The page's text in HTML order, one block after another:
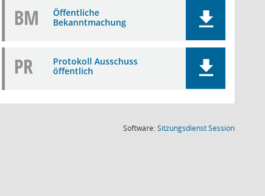
BM
Öffentliche
Bekanntmachung
PR
Protokoll Ausschuss
öffentlich
Software:SitzungsdienstSession(Wird in